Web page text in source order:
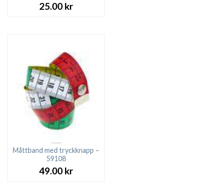
25.00 kr
Måttband med tryckknapp –
59108
49.00 kr